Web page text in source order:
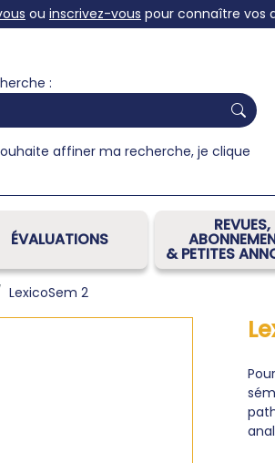
ou inscrivez-vous pour connaître vos
:
affiner ma recherche, je clique
ÉVALUATIONS
REVUES,
& PETITES
LexicoSem 2